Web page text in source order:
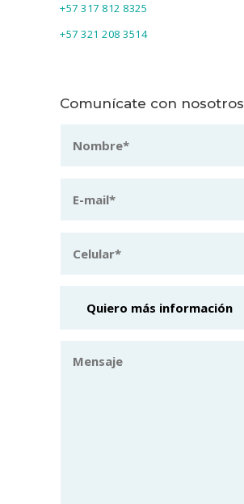
+57 317 812 8325
+57 321 208 3514
Comunícate con nosotros